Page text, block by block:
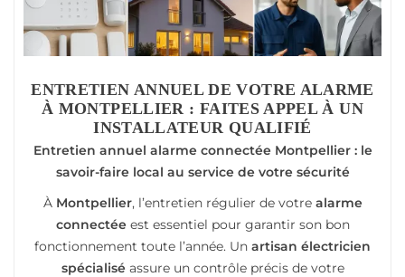
ENTRETIEN ANNUEL DE VOTRE ALARME
À MONTPELLIER : FAITES APPEL À UN
INSTALLATEUR QUALIFIÉ
Entretien annuel alarme connectée Montpellier : le
savoir-faire local au service de votre sécurité
À Montpellier, l’entretien régulier de votre alarme
connectéeest essentiel pour garantir son bon
fonctionnement toute l’année. Un artisan électricien
spécialiséassure un contrôle précis de votre